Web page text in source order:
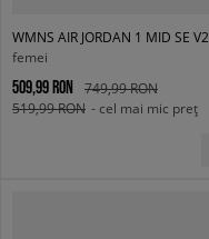
WMNS AIR JORDAN 1 MID SE V2
femei
509,99 RON
749,99 RON
519,99 RON - cel mai mic preț